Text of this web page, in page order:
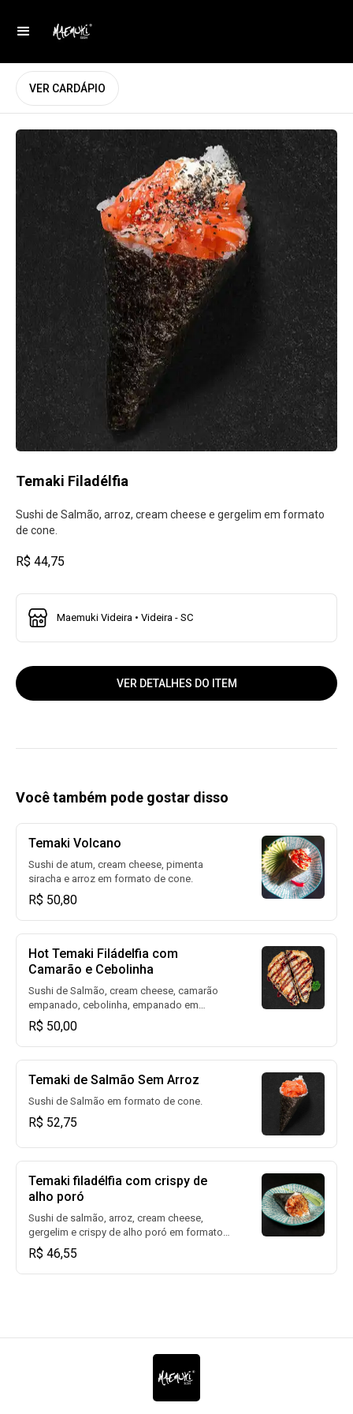
VER CARDÁPIO
Temaki Filadélfia
Sushi de Salmão, arroz, cream cheese e gergelim em formato
de cone.
R$ 44,75
Maemuki Videira • Videira - SC
VER DETALHES DO ITEM
Você também pode gostar disso
Temaki Volcano
Sushi de atum, cream cheese, pimenta
siracha e arroz em formato de cone.
R$ 50,80
Hot Temaki Filádelfia com
Camarão e Cebolinha
Sushi de Salmão, cream cheese, camarão
empanado, cebolinha, empanado em
massa especial, frito e coberto com molho
tarê em formato de cone.
R$ 50,00
Temaki de Salmão Sem Arroz
Sushi de Salmão em formato de cone.
R$ 52,75
Temaki filadélfia com crispy de
alho poró
Sushi de salmão, arroz, cream cheese,
gergelim e crispy de alho poró em formato
de cone.
R$ 46,55